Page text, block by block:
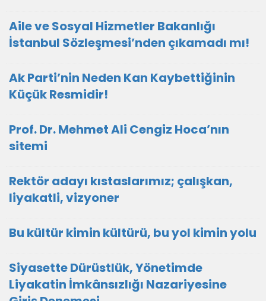
Aile ve Sosyal Hizmetler Bakanlığı
İstanbul Sözleşmesi’nden çıkamadı mı!
Ak Parti’nin Neden Kan Kaybettiğinin
Küçük Resmidir!
Prof. Dr. Mehmet Ali Cengiz Hoca’nın
sitemi
Rektör adayı kıstaslarımız; çalışkan,
liyakatli, vizyoner
Bu kültür kimin kültürü, bu yol kimin yolu
Siyasette Dürüstlük, Yönetimde
Liyakatin İmkânsızlığı Nazariyesine